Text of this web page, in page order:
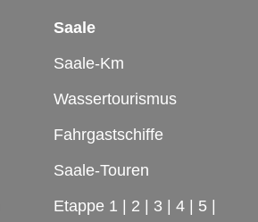
Saale
Saale-Km
Wassertourismus
Fahrgastschiffe
Saale-Touren
Etappe 1 | 2 | 3 |4 | 5 |